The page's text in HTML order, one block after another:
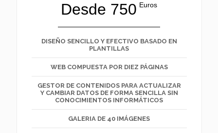
Desde 750 Euros
DISEÑO SENCILLO Y EFECTIVO BASADO EN
PLANTILLAS
WEB COMPUESTA POR DIEZ PÁGINAS
GESTOR DE CONTENIDOS PARA ACTUALIZAR
Y CAMBIAR DATOS DE FORMA SENCILLA SIN
CONOCIMIENTOS INFORMÁTICOS
GALERIA DE 40 IMÁGENES